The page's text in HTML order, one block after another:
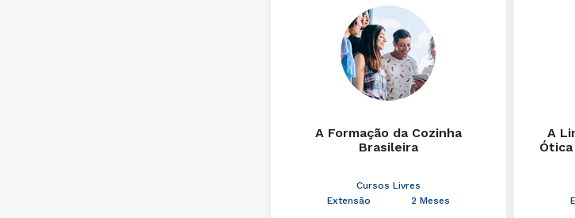
A Formação da Cozinha
Brasileira
Cursos Livres
Extensão
2 Meses
A